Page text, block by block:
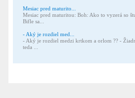
Mesiac pred maturito...
Mesiac pred maturitou: Boh: Ako to vyzerá so
Bifle sa...
- Aký je rozdiel med...
- Aký je rozdiel medzi krtkom a orlom ?? -
teda ...